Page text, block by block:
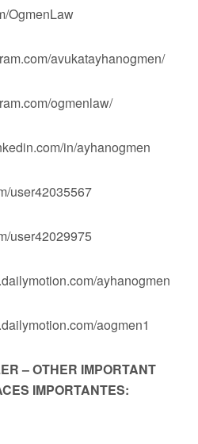
OgmenLaw
avukatayhanogmen/
ogmenlaw/
in/ayhanogmen
user42035567
user42029975
ayhanogmen
aogmen1
– OTHER IMPORTANT
IMPORTANTES: